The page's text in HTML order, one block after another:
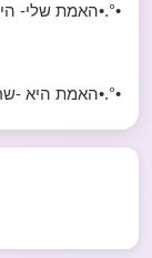
•°.•האמת שלי-
•°.•האמת היא -